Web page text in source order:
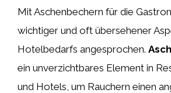
Mit Aschenbechern für die
wichtiger und oft übersehener
Hotelbedarfs angesprochen.
ein unverzichtbares Element in
und Hotels, um Rauchern einen